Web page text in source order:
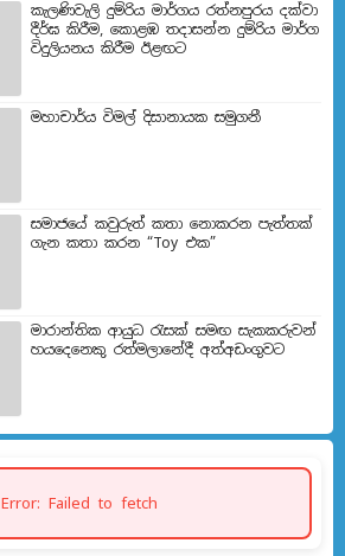
කැලණිවැලි දුම්රිය මාර්ගය රත්නපුරය දක්වා
දීර්ඝ කිරීම, කොළඹ තදාසන්න දුම්රිය මාර්ග
විදුලියනය කිරීම ඊළඟ​ට
මහාචාර්ය විමල් දිසානායක සමුගනී
සමාජයේ කවුරුත් කතා නොකරන පැත්තක්
ගැන කතා කරන “Toy එක”
මාරාන්තික ආයුධ රැසක් සමඟ සැකකරුවන්
හයදෙනෙකු රත්මලානේදී අත්අඩංගුවට
Error: Failed to fetch